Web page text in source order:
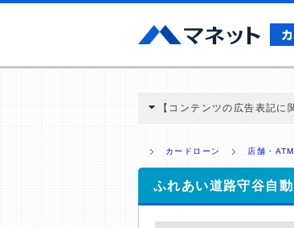
【コンテンツの広告表記に
ミ収集などに基づき、公平性
>提携企業一覧
カードローン 店舗・
ふれあい道路守谷自